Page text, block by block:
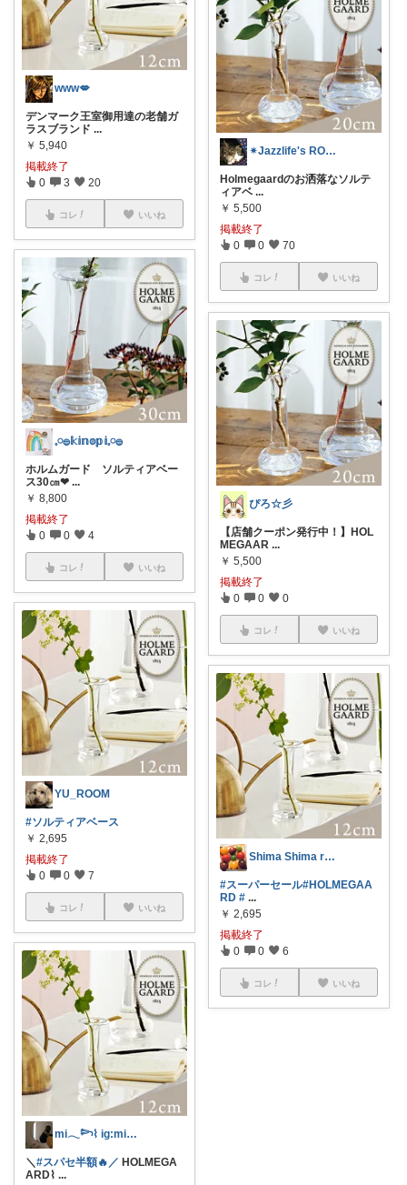
www💋
デンマーク王室御用達の老舗ガ
ラスブランド ...
￥ 5,940
掲載終了
0 3 20
コレ いいね
𓈒𓏸𓐍𝕜𝕚𝕟𝕠𝕡𝕚𓈒𓏸𓐍
ホルムガード ソルティアベー
ス30㎝❤︎ ...
￥ 8,800
掲載終了
0 0 4
コレ いいね
YU_ROOM
#ソルティアベース
￥ 2,695
掲載終了
0 0 7
コレ いいね
mi𓂃𓆸⌇ ig:mima_ma0
＼#スパセ半額🔥／ HOLMEGA
ARD⌇ ...
✴︎Jazzlife's ROOM✴︎
Holmegaardのお洒落なソルテ
ィアベ ...
￥ 5,500
掲載終了
0 0 70
コレ いいね
ぴろ☆彡
【店舗クーポン発行中！】HOL
MEGAAR ...
￥ 5,500
掲載終了
0 0 0
コレ いいね
Shima Shima room
#スーパーセール#HOLMEGAA
RD # ...
￥ 2,695
掲載終了
0 0 6
コレ いいね